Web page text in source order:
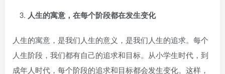
人生的寓意，在每个阶段都在发生变化
人生的寓意，是我们人生的意义，是我们人生的追求。每个
人生阶段，我们都有自己的追求和目标。从小学生时代，到
成年人时代，每个阶段的追求和目标都会发生变化。这样，